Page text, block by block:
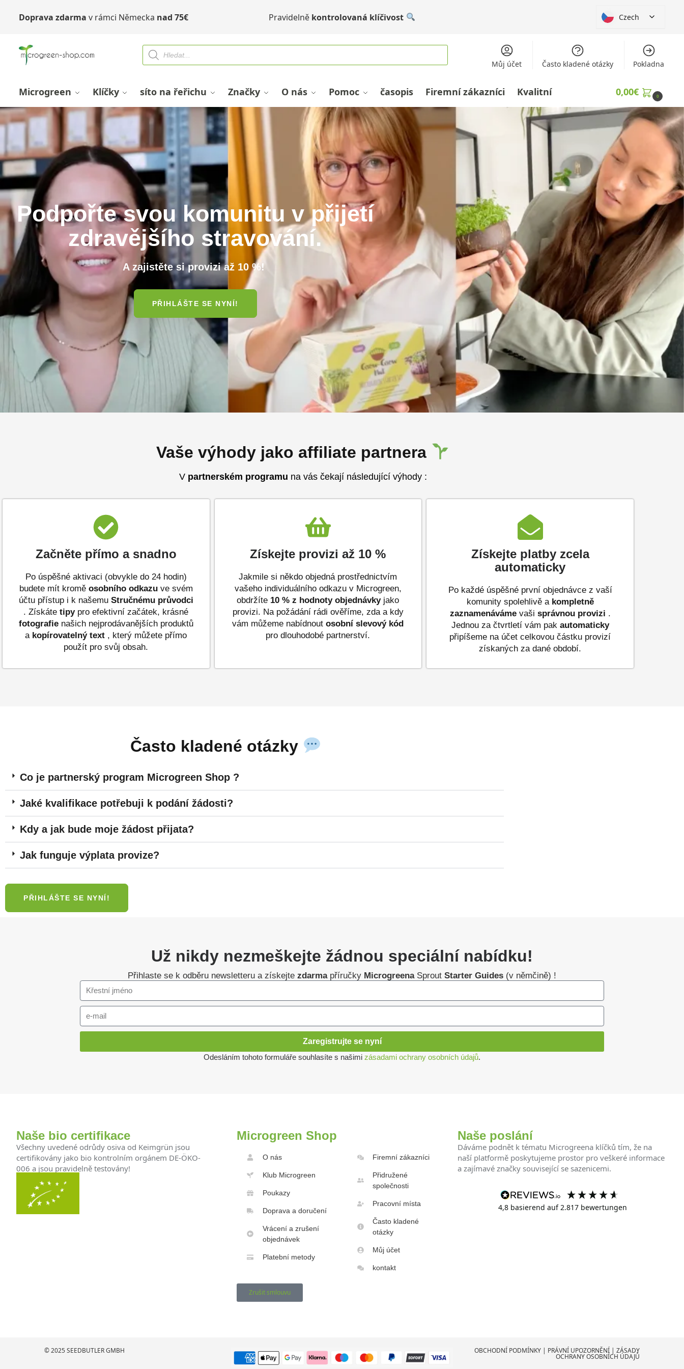
Doprava zdarma v rámci Německa nad 75€ Pravidelně kontrolovaná klíčivost Czech
Můj účet Často kladené otázky Pokladna
Microgreen Klíčky síto na řeřichu Značky O nás Pomoc časopis Firemní zákazníci Kvalitní 0,00€ 0
Podpořte svou komunitu v přijetí
zdravějšího stravování.
A zajistěte si provizi až 10 %!
PŘIHLÁŠTE SE NYNÍ!
Vaše výhody jako affiliate partnera
V partnerském programu na vás čekají následující výhody :
Začněte přímo a snadno
Po úspěšné aktivaci (obvykle do 24 hodin)
budete mít kromě osobního odkazuve svém
účtu přístup i k našemu Stručnému průvodci
. Získátetipypro efektivní začátek, krásné
fotografienašich nejprodávanějších produktů
a kopírovatelný text , který můžete přímo
použít pro svůj obsah.
Získejte provizi až 10 %
Jakmile si někdo objedná prostřednictvím
vašeho individuálního odkazu v Microgreen,
obdržíte 10 % z hodnoty objednávkyjako
provizi. Na požádání rádi ověříme, zda a kdy
vám můžeme nabídnoutosobní slevový kód
pro dlouhodobé partnerství.
Získejte platby zcela
automaticky
Po každé úspěšné první objednávce z vaší
komunity spolehlivě a kompletně
zaznamenávámevaši správnou provizi .
Jednou za čtvrtletí vám pak automaticky
připíšeme na účet celkovou částku provizí
získaných za dané období.
Často kladené otázky
Co je partnerský program Microgreen Shop ?
Jaké kvalifikace potřebuji k podání žádosti?
Kdy a jak bude moje žádost přijata?
Jak funguje výplata provize?
PŘIHLÁŠTE SE NYNÍ!
Už nikdy nezmeškejte žádnou speciální nabídku!
Přihlaste se k odběru newsletteru a získejte zdarmapříručky MicrogreenaSprout Starter Guides (v němčině) !
Zaregistrujte se nyní
Odesláním tohoto formuláře souhlasíte s našimi zásadami ochrany osobních údajů.
Naše bio certifikace
Všechny uvedené odrůdy osiva od Keimgrün jsou
certifikovány jako bio kontrolním orgánem DE-ÖKO-
006 a jsou pravidelně testovány!
Microgreen Shop
O nás
Klub Microgreen
Poukazy
Doprava a doručení
Vrácení a zrušení
objednávek
Platební metody
Firemní zákazníci
Přidružené
společnosti
Pracovní místa
Často kladené
otázky
Můj účet
kontakt
Zrušit smlouvu
Naše poslání
Dáváme podnět k tématu Microgreena klíčků tím, že na
naší platformě poskytujeme prostor pro veškeré informace
a zajímavé značky související se sazenicemi.
4,8 basierend auf 2.817bewertungen
© 2025 SEEDBUTLER GMBH OBCHODNÍ PODMÍNKY | PRÁVNÍ UPOZORNĚNÍ |ZÁSADY
OCHRANY OSOBNÍCH ÚDAJŮ